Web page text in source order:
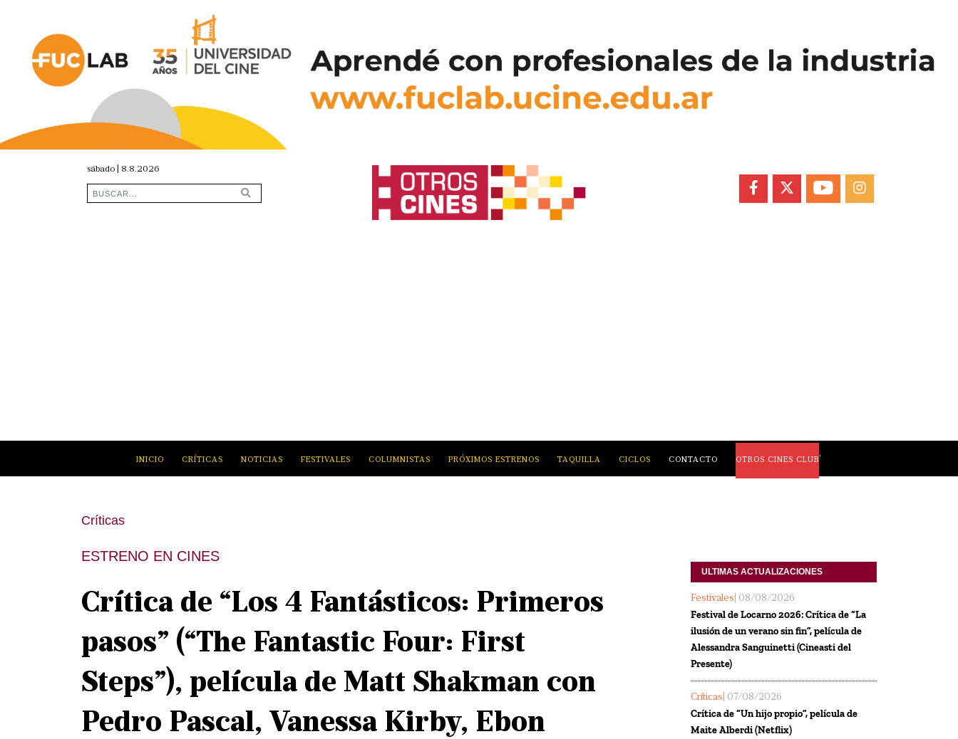
sábado | 8.8.2026
FACEBOOKYOUTUBEINSTAGRAM
INICIO CRÍTICAS NOTICIAS FESTIVALES COLUMNISTAS PRÓXIMOS ESTRENOS TAQUILLA CICLOS CONTACTO OTROS CINES CLUB
Críticas
ESTRENO EN CINES
Crítica de “Los 4 Fantásticos: Primeros
pasos” (“The Fantastic Four: First
Steps”), película de Matt Shakman con
Pedro Pascal, Vanessa Kirby, Ebon
ULTIMAS ACTUALIZACIONES
Festivales | 08/08/2026
Festival de Locarno 2026: Crítica de “La
ilusión de un verano sin fin”, película de
Alessandra Sanguinetti (Cineasti del
Presente)
Críticas | 07/08/2026
Crítica de “Un hijo propio”, película de
Maite Alberdi (Netflix)